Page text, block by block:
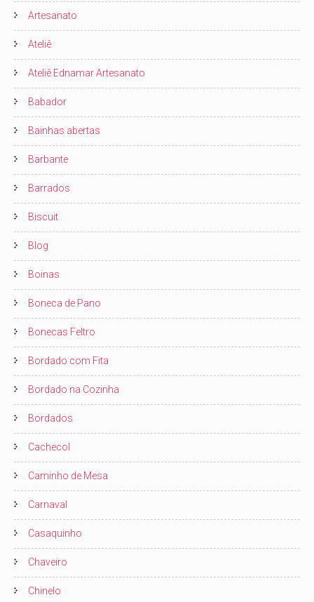
Artesanato
Ateliê
Ateliê Ednamar Artesanato
Babador
Bainhas abertas
Barbante
Barrados
Biscuit
Blog
Boinas
Boneca de Pano
Bonecas Feltro
Bordado com Fita
Bordado na Cozinha
Bordados
Cachecol
Caminho de Mesa
Carnaval
Casaquinho
Chaveiro
Chinelo